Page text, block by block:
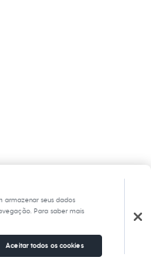
armazenar seus dados
Para saber mais
Aceitar todos os cookies